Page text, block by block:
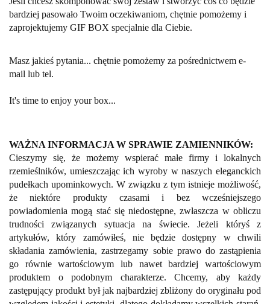
bardziej pasowało Twoim oczekiwaniom, chętnie pomożemy i
zaprojektujemy GIF BOX specjalnie dla Ciebie.
Masz jakieś pytania... chętnie pomożemy za pośrednictwem e-
mail lub tel.
It's time to enjoy your box...
WAŻNA INFORMACJA W SPRAWIE ZAMIENNIKÓW:
Cieszymy się, że możemy wspierać małe firmy i lokalnych
rzemieślników, umieszczając ich wyroby w naszych eleganckich
pudełkach upominkowych. W związku z tym istnieje możliwość,
że niektóre produkty czasami i bez wcześniejszego
powiadomienia mogą stać się niedostępne, zwłaszcza w obliczu
trudności związanych sytuacja na świecie. Jeżeli któryś z
artykułów, który zamówiłeś, nie będzie dostępny w chwili
składania zamówienia, zastrzegamy sobie prawo do zastąpienia
go równie wartościowym lub nawet bardziej wartościowym
produktem o podobnym charakterze. Chcemy, aby każdy
zastępujący produkt był jak najbardziej zbliżony do oryginału pod